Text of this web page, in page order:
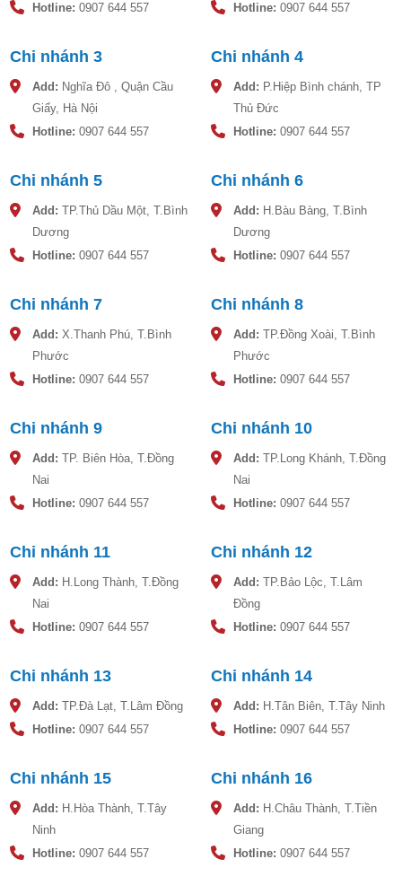
Hotline: 0907 644 557
Hotline: 0907 644 557
Chi nhánh 3
Add: Nghĩa Đô , Quận Cầu
Giấy, Hà Nội
Hotline: 0907 644 557
Chi nhánh 4
Add: P.Hiệp Bình chánh, TP
Thủ Đức
Hotline: 0907 644 557
Chi nhánh 5
Add: TP.Thủ Dầu Một, T.Bình
Dương
Hotline: 0907 644 557
Chi nhánh 6
Add: H.Bàu Bàng, T.Bình
Dương
Hotline: 0907 644 557
Chi nhánh 7
Add: X.Thanh Phú, T.Bình
Phước
Hotline: 0907 644 557
Chi nhánh 8
Add: TP.Đồng Xoài, T.Bình
Phước
Hotline: 0907 644 557
Chi nhánh 9
Add: TP. Biên Hòa, T.Đồng
Nai
Hotline: 0907 644 557
Chi nhánh 10
Add: TP.Long Khánh, T.Đồng
Nai
Hotline: 0907 644 557
Chi nhánh 11
Add: H.Long Thành, T.Đồng
Nai
Hotline: 0907 644 557
Chi nhánh 12
Add: TP.Bảo Lộc, T.Lâm
Đồng
Hotline: 0907 644 557
Chi nhánh 13
Add: TP.Đà Lạt, T.Lâm Đồng
Hotline: 0907 644 557
Chi nhánh 14
Add: H.Tân Biên, T.Tây Ninh
Hotline: 0907 644 557
Chi nhánh 15
Add: H.Hòa Thành, T.Tây
Ninh
Hotline: 0907 644 557
Chi nhánh 16
Add: H.Châu Thành, T.Tiền
Giang
Hotline: 0907 644 557